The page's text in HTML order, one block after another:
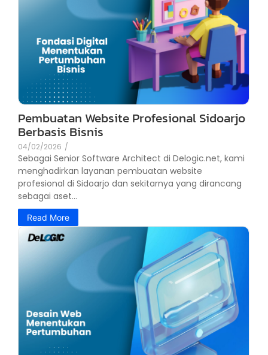
Pembuatan Website Profesional Sidoarjo
Berbasis Bisnis
04/02/2026 /
Sebagai Senior Software Architect di Delogic.net, kami
menghadirkan layanan pembuatan website
profesional di Sidoarjo dan sekitarnya yang dirancang
sebagai aset...
Read More